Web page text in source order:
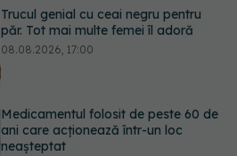
Medicamentul folosit de peste 60 de
ani care acționează într-un loc
neașteptat
Transpirații nocturne: semnul ignorat
care poate ascunde probleme
serioase de sănătate